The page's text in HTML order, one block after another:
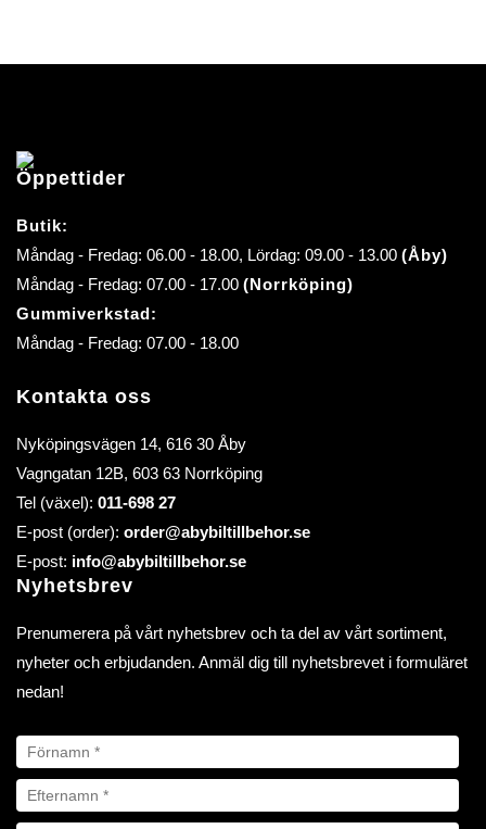
Öppettider
Butik:
Måndag - Fredag: 06.00 - 18.00, Lördag: 09.00 - 13.00 (Åby)
Måndag - Fredag: 07.00 - 17.00 (Norrköping)
Gummiverkstad:
Måndag - Fredag: 07.00 - 18.00
Kontakta oss
Nyköpingsvägen 14, 616 30 Åby
Vagngatan 12B, 603 63 Norrköping
Tel (växel): 011-698 27
E-post (order): order@abybiltillbehor.se
E-post: info@abybiltillbehor.se
Nyhetsbrev
Prenumerera på vårt nyhetsbrev och ta del av vårt sortiment,
nyheter och erbjudanden. Anmäl dig till nyhetsbrevet i formuläret
nedan!